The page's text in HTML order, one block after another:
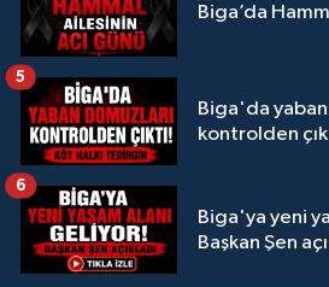
Biga’da
Biga'da
kontrolden
5
Biga'ya yeni
Başkan Şen
6